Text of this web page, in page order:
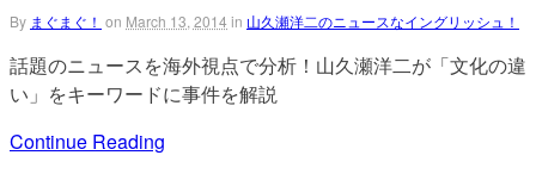
By まぐまぐ！ on March 13, 2014 in 山久瀬洋二のニュースなイングリッシュ！
話題のニュースを海外視点で分析！山久瀬洋二が「文化の違
い」をキーワードに事件を解説
Continue Reading